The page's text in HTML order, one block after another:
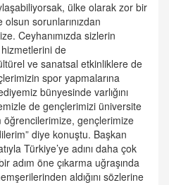
ülke olarak zor bir
sorunlarınızdan
Ceyhanımızda sizlerin
de
ve sanatsal etkinliklere de
spor yapmalarına
bünyesinde varlığını
de gençlerimizi üniversite
öğrencilerimize, gençlerimize
diye konuştu. Başkan
Türkiye’ye adını daha çok
adım öne çıkarma uğraşında
aldığını sözlerine